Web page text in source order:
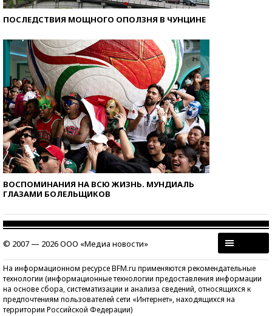
ПОСЛЕДСТВИЯ МОЩНОГО ОПОЛЗНЯ В ЧУНЦИНЕ
ВОСПОМИНАНИЯ НА ВСЮ ЖИЗНЬ. МУНДИАЛЬ
ГЛАЗАМИ БОЛЕЛЬЩИКОВ
© 2007 — 2026 ООО «Медиа новости»
На информационном ресурсе BFM.ru применяются рекомендательные
технологии (информационные технологии предоставления информации
на основе сбора, систематизации и анализа сведений, относящихся к
предпочтениям пользователей сети «Интернет», находящихся на
территории Российской Федерации)